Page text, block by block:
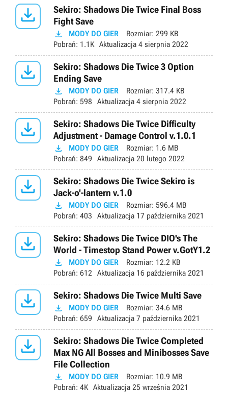

Sekiro: Shadows Die Twice Final Boss
Fight Save
 MODY DO GIER Rozmiar: 299 KB
Pobrań: 1.1K Aktualizacja 4 sierpnia 2022

Sekiro: Shadows Die Twice 3 Option
Ending Save
 MODY DO GIER Rozmiar: 317.4 KB
Pobrań: 598 Aktualizacja 4 sierpnia 2022

Sekiro: Shadows Die Twice Difficulty
Adjustment - Damage Control v.1.0.1
 MODY DO GIER Rozmiar: 1.6 MB
Pobrań: 849 Aktualizacja 20 lutego 2022

Sekiro: Shadows Die Twice Sekiro is
Jack-o'-lantern v.1.0
 MODY DO GIER Rozmiar: 596.4 MB
Pobrań: 403 Aktualizacja 17 października 2021

Sekiro: Shadows Die Twice DIO's The
World - Timestop Stand Power v.GotY1.2
 MODY DO GIER Rozmiar: 12.2 KB
Pobrań: 612 Aktualizacja 16 października 2021
 Sekiro: Shadows Die Twice Multi Save
 MODY DO GIER Rozmiar: 34.6 MB
Pobrań: 659 Aktualizacja 7 października 2021

Sekiro: Shadows Die Twice Completed
Max NG All Bosses and Minibosses Save
File Collection
 MODY DO GIER Rozmiar: 10.9 MB
Pobrań: 4K Aktualizacja 25 września 2021